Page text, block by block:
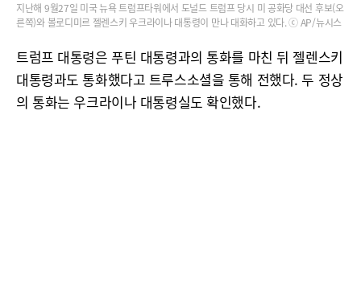
지난해 9월27일 미국 뉴욕 트럼프타워에서 도널드 트럼프 당시 미 공화당 대선 후보(오
른쪽)와 볼로디미르 젤렌스키 우크라이나 대통령이 만나 대화하고 있다. ⓒ AP/뉴시스
트럼프 대통령은 푸틴 대통령과의 통화를 마친 뒤 젤렌스키
대통령과도 통화했다고 트루스소셜을 통해 전했다. 두 정상
의 통화는 우크라이나 대통령실도 확인했다.